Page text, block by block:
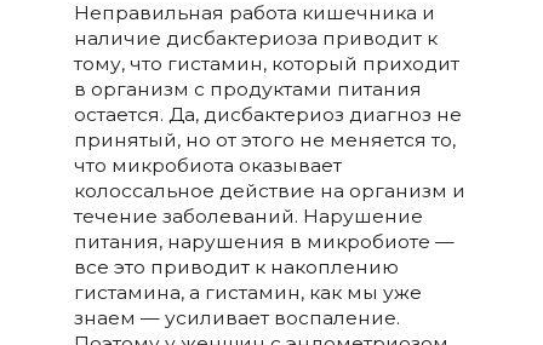
Неправильная работа кишечника и
наличие дисбактериоза приводит к
тому, что гистамин, который приходит
в организм с продуктами питания
остается. Да, дисбактериоз диагноз не
принятый, но от этого не меняется то,
что микробиота оказывает
колоссальное действие на организм и
течение заболеваний. Нарушение
питания, нарушения в микробиоте —
все это приводит к накоплению
гистамина, а гистамин, как мы уже
знаем — усиливает воспаление.